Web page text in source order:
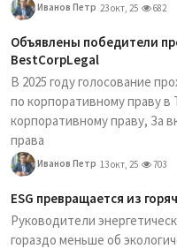
Иванов Петр 23 окт, 25 682
Объявлены победители
BestCorpLegal
В 2025 году голосование
по корпоративному праву в
корпоративному праву, За
права
Иванов Петр 13 окт, 25 703
ESG превращается из
Руководители
гораздо меньше об